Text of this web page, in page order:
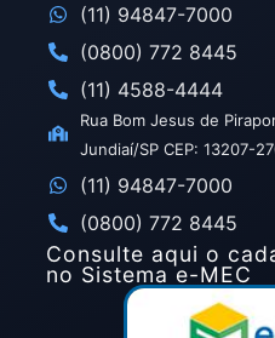
(11) 94847-7000
(0800) 772 8445
(11) 4588-4444
Rua Bom Jesus de
Jundiaí/SP CEP: 13207-
(11) 94847-7000
(0800) 772 8445
Consulte aqui o
no Sistema e-MEC